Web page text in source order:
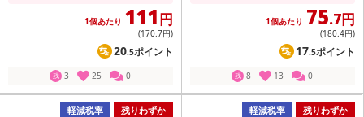
1個あたり 111円
(170.7円)
20.5ポイント
残 3 25 0
1個あたり 75.7円
(180.4円)
17.5ポイント
残 8 13 0
軽減税率 残りわずか 軽減税率 残りわずか